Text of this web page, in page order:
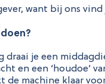
want bij ons
draai je een
en een ‘houdoe’
de machine klaar